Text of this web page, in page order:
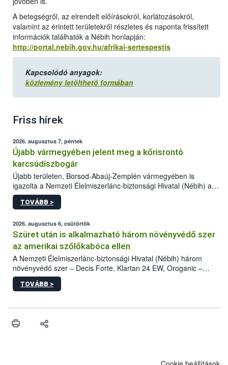
A betegségről, az elrendelt előírásokról, korlátozásokról,
valamint az érintett területekről részletes és naponta frissített
információk találhatók a Nébih honlapján:
http://portal.nebih.gov.hu/afrikai-sertespestis
Kapcsolódó anyagok:
közlemény letölthető formában
Friss hírek
2026. augusztus 7, péntek
Újabb vármegyében jelent meg a kőrisrontó
karcsúdíszbogár
Újabb területen, Borsod-Abaúj-Zemplén vármegyében is
igazolta a Nemzeti Élelmiszerlánc-biztonsági Hivatal (Nébih) a
kőrisrontó karcsúdíszbogár (Agrilus planipennis) jelenlétét. A
kártevőt nem csak színcsapdában találták meg, de már fertőzött
az intenzív felderítést, emellett az intézkedéseket a szlovák
hatósággal is összehangolják a terjedés megállítása érdekében.
TOVÁBB >
2026. augusztus 6, csütörtök
Szüret után is alkalmazható három növényvédő szer
az amerikai szőlőkabóca ellen
A Nemzeti Élelmiszerlánc-biztonsági Hivatal (Nébih) három
növényvédő szer – Decis Forte, Klartan 24 EW, Oroganic –
engedélyokiratát módosította, így azok a szüretet követően,
egészen a vesszőérettség (BBCH 91) stádiumáig
érésű szőlőkben is legyen lehetőség a károsító elleni további
felhasználók számára is elérhető és ökológiai termesztésben is
TOVÁBB >